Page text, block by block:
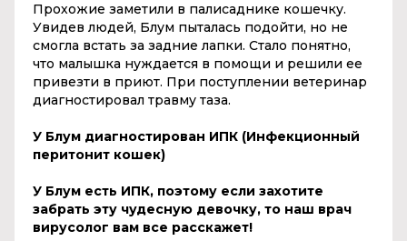
Прохожие заметили в палисаднике кошечку.
Увидев людей, Блум пыталась подойти, но не
смогла встать за задние лапки. Стало понятно,
что малышка нуждается в помощи и решили ее
привезти в приют. При поступлении ветеринар
диагностировал травму таза.
У Блум диагностирован ИПК (Инфекционный
перитонит кошек)
У Блум есть ИПК, поэтому если захотите
забрать эту чудесную девочку, то наш врач
вирусолог вам все расскажет!